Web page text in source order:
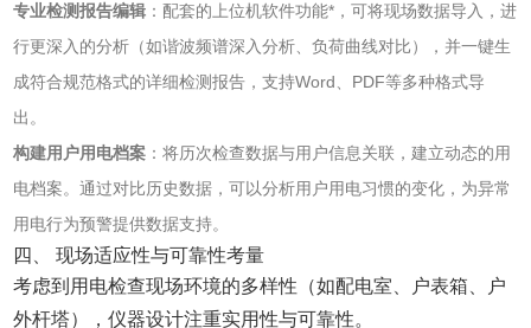
专业检测报告编辑 ‌：配套的上位机软件功能*，可将现场数据导入，进
行更深入的分析（如谐波频谱深入分析、负荷曲线对比），并一键生
成符合规范格式的详细检测报告，支持Word、PDF等多种格式导
出。
构建用户用电档案 ‌：将历次检查数据与用户信息关联，建立动态的用
电档案。通过对比历史数据，可以分析用户用电习惯的变化，为异常
用电行为预警提供数据支持。
四、 现场适应性与可靠性考量
考虑到用电检查现场环境的多样性（如配电室、户表箱、户
外杆塔），仪器设计注重实用性与可靠性。